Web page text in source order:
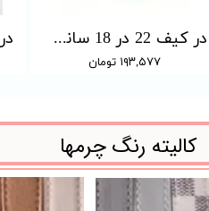
در کیف 22 در 18 سانت (رنگبندی دارد)
۱۹۳,۵۷۷ تومان
کالیته رنگ چرمها